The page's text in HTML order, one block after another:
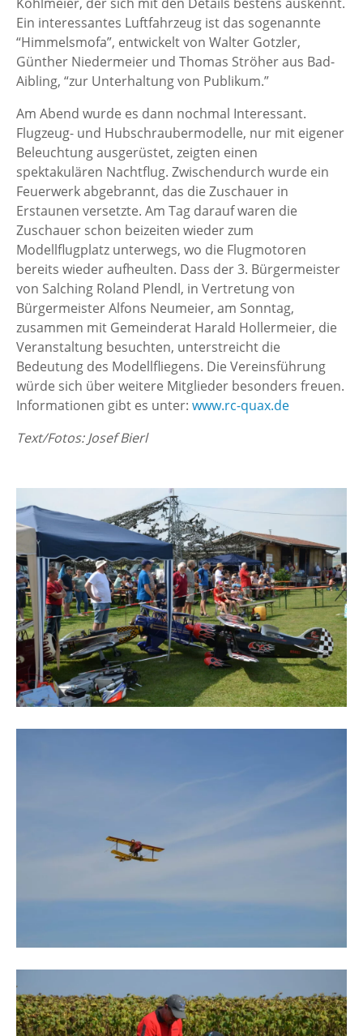
Ein interessantes Luftfahrzeug ist das sogenannte
“Himmelsmofa”, entwickelt von Walter Gotzler,
Günther Niedermeier und Thomas Ströher aus Bad-
Aibling, “zur Unterhaltung von Publikum.”
Am Abend wurde es dann nochmal Interessant.
Flugzeug- und Hubschraubermodelle, nur mit eigener
Beleuchtung ausgerüstet, zeigten einen
spektakulären Nachtflug. Zwischendurch wurde ein
Feuerwerk abgebrannt, das die Zuschauer in
Erstaunen versetzte. Am Tag darauf waren die
Zuschauer schon beizeiten wieder zum
Modellflugplatz unterwegs, wo die Flugmotoren
bereits wieder aufheulten. Dass der 3. Bürgermeister
von Salching Roland Plendl, in Vertretung von
Bürgermeister Alfons Neumeier, am Sonntag,
zusammen mit Gemeinderat Harald Hollermeier, die
Veranstaltung besuchten, unterstreicht die
Bedeutung des Modellfliegens. Die Vereinsführung
würde sich über weitere Mitglieder besonders freuen.
Informationen gibt es unter: www.rc-quax.de
Text/Fotos: Josef Bierl